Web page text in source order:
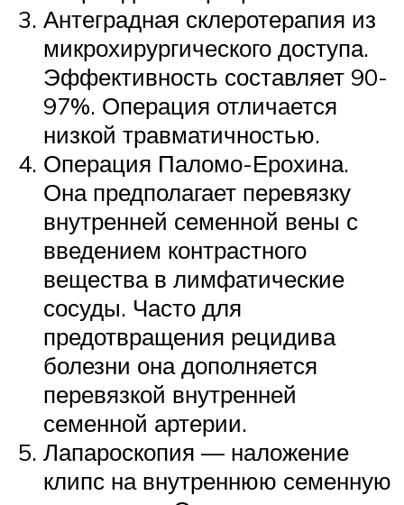
Антеградная склеротерапия из
микрохирургического доступа.
Эффективность составляет 90-
97%. Операция отличается
низкой травматичностью.
Операция Паломо-Ерохина.
Она предполагает перевязку
внутренней семенной вены с
введением контрастного
вещества в лимфатические
сосуды. Часто для
предотвращения рецидива
болезни она дополняется
перевязкой внутренней
семенной артерии.
Лапароскопия — наложение
клипс на внутреннюю семенную